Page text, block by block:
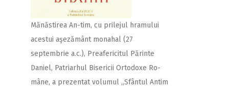
Mănăstirea An-tim, cu prilejul hramului
acestui aşezământ monahal (27
septembrie a.c.), Preafericitul Părinte
Daniel, Patriarhul Bisericii Ortodoxe Ro-
mâne, a prezentat volumul „Sfântul Antim